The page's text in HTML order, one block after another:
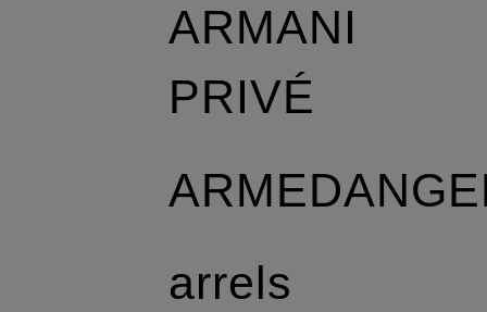
ARMANI
PRIVÉ
arrels